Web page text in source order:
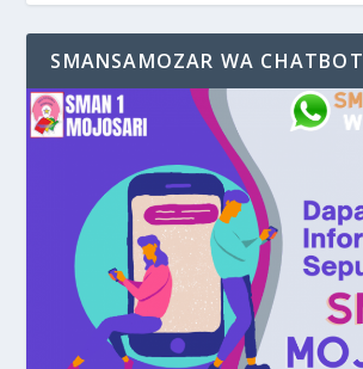
SMANSAMOZAR WA CHATBOT